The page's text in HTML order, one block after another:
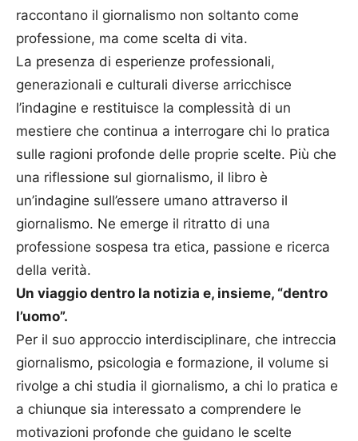
raccontano il giornalismo non soltanto come
professione, ma come scelta di vita.
La presenza di esperienze professionali,
generazionali e culturali diverse arricchisce
l’indagine e restituisce la complessità di un
mestiere che continua a interrogare chi lo pratica
sulle ragioni profonde delle proprie scelte. Più che
una riflessione sul giornalismo, il libro è
un’indagine sull’essere umano attraverso il
giornalismo. Ne emerge il ritratto di una
professione sospesa tra etica, passione e ricerca
della verità.
Un viaggio dentro la notizia e, insieme, “dentro
l’uomo”.
Per il suo approccio interdisciplinare, che intreccia
giornalismo, psicologia e formazione, il volume si
rivolge a chi studia il giornalismo, a chi lo pratica e
a chiunque sia interessato a comprendere le
motivazioni profonde che guidano le scelte